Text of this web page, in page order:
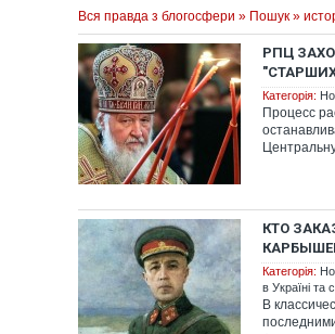
Вся правда з блогосфери » Пошук »
РПЦ
Категорія:
Процесс
КТО
Категорія:
в Україні та
В